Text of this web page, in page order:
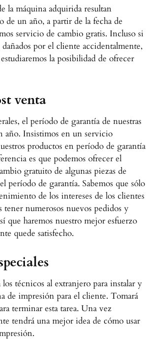
la máquina adquirida resultan
de un año, a partir de la fecha de
servicio de cambio gratis. Incluso si
dañados por el cliente accidentalmente,
la posibilidad de ofrecer
venta
el período de garantía de nuestras
año. Insistimos en un servicio
productos en período de garantía
es que podemos ofrecer el
gratuito de algunas piezas de
período de garantía. Sabemos que sólo
de los intereses de los clientes
tener numerosos nuevos pedidos y
que haremos nuestro mejor esfuerzo
quede satisfecho.
técnicos al extranjero para instalar y
de impresión para el cliente. Tomará
terminar esta tarea. Una vez
tendrá una mejor idea de cómo usar